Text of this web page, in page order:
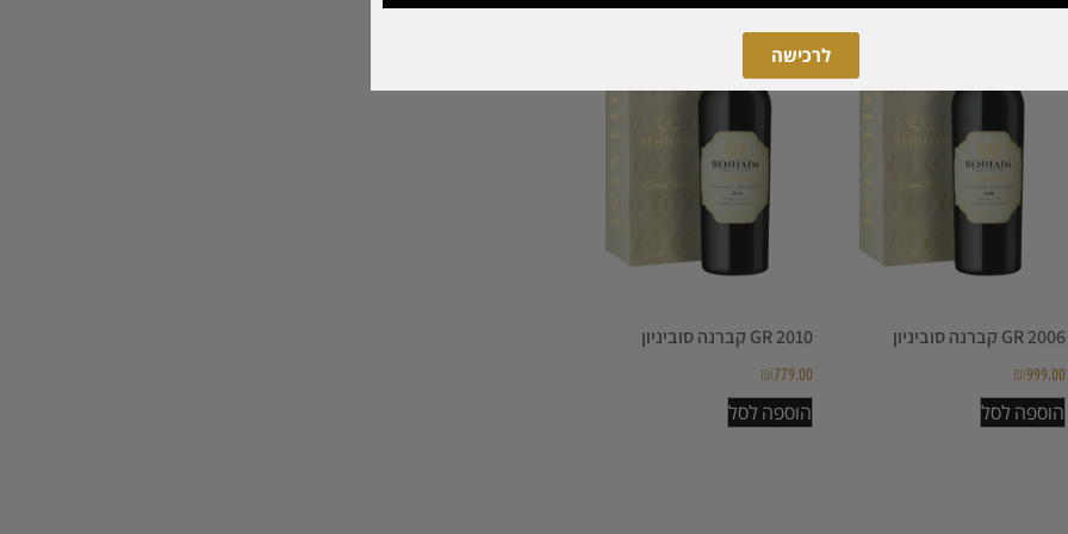
2006 GR קברנה סוביניון
₪999.00
הוספה לסל
2010 GR קברנה סוביניון
₪779.00
הוספה לסל
לרכישה